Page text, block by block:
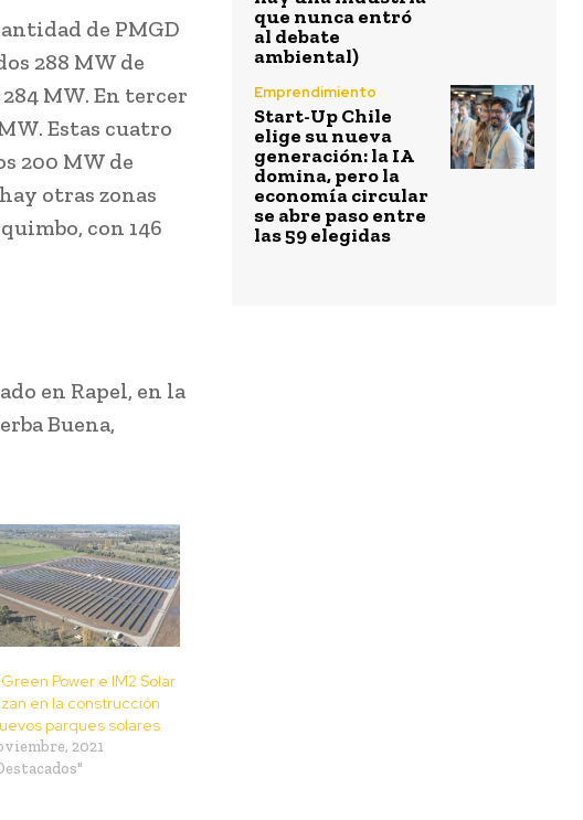
de PMGD
288 MW de
MW. En tercer
Estas cuatro
200 MW de
otras zonas
con 146
en Rapel, en la
Buena,
Power e IM2 Solar
en la construcción
parques solares
2021
que nunca entró
al debate
ambiental)
Emprendimiento
Start-Up Chile
elige su nueva
generación: la IA
domina, pero la
economía circular
se abre paso entre
las 59 elegidas